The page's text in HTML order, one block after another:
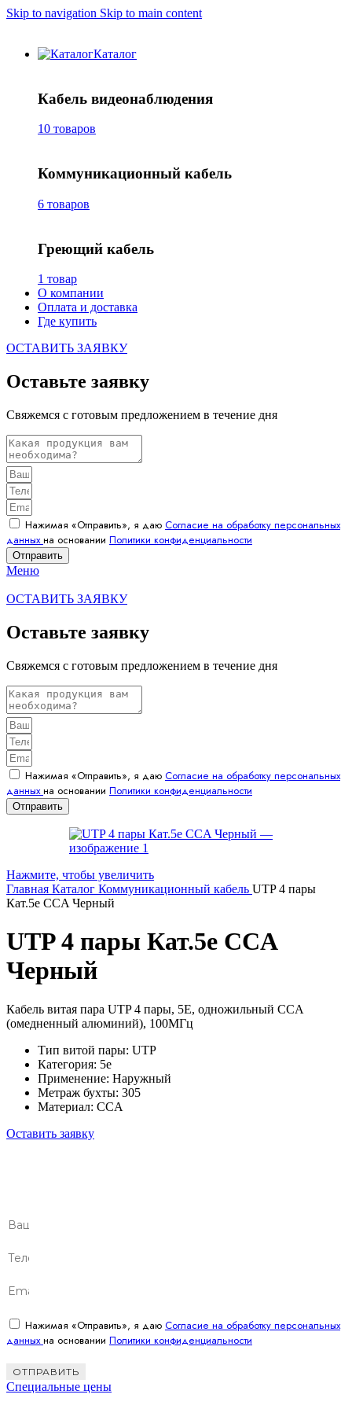
Skip to navigation Skip to main content
Каталог
Кабель видеонаблюдения
10 товаров
Коммуникационный кабель
6 товаров
Греющий кабель
1 товар
О компании
Оплата и доставка
Где купить
ОСТАВИТЬ ЗАЯВКУ
Оставьте заявку
Свяжемся с готовым предложением в течение дня
Нажимая «Отправить», я даю Согласие на обработку персональных
данныхна основании Политики конфиденциальности
Отправить
Меню
ОСТАВИТЬ ЗАЯВКУ
Оставьте заявку
Свяжемся с готовым предложением в течение дня
Нажимая «Отправить», я даю Согласие на обработку персональных
данныхна основании Политики конфиденциальности
Отправить
Нажмите, чтобы увеличить
Главная Каталог Коммуникационный кабель UTP 4 пары
Кат.5e CCA Черный
UTP 4 пары Кат.5e CCA
Черный
Кабель витая пара UTP 4 пары, 5E, одножильный CCA
(омедненный алюминий), 100МГц
Тип витой пары: UTP
Категория: 5e
Применение: Наружный
Метраж бухты: 305
Материал: CCA
Оставить заявку
Нажимая «Отправить», я даю Согласие на обработку персональных
данныхна основании Политики конфиденциальности
ОТПРАВИТЬ
Специальные цены